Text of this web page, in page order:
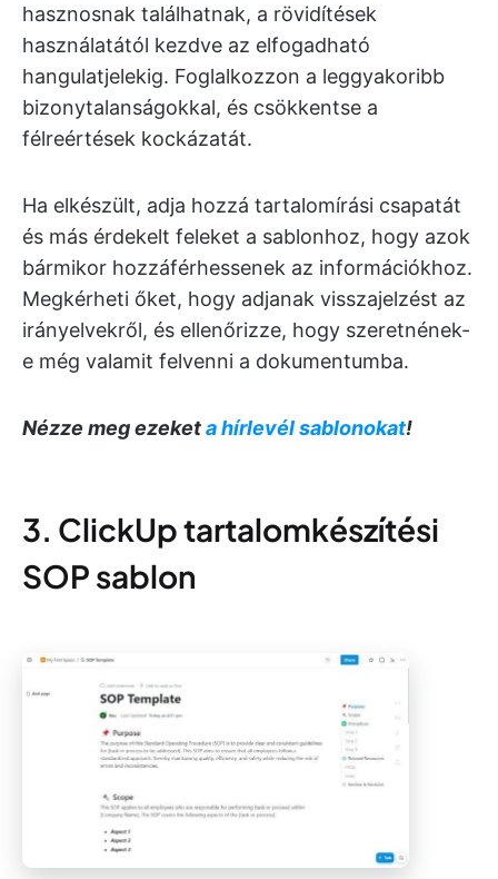
hasznosnak találhatnak, a rövidítések
használatától kezdve az elfogadható
hangulatjelekig. Foglalkozzon a leggyakoribb
bizonytalanságokkal, és csökkentse a
félreértések kockázatát.
Ha elkészült, adja hozzá tartalomírási csapatát
és más érdekelt feleket a sablonhoz, hogy azok
bármikor hozzáférhessenek az információkhoz.
Megkérheti őket, hogy adjanak visszajelzést az
irányelvekről, és ellenőrizze, hogy szeretnének-
e még valamit felvenni a dokumentumba.
Nézze meg ezeketa hírlevél sablonokat!
3. ClickUp tartalomkészítési
SOP sablon